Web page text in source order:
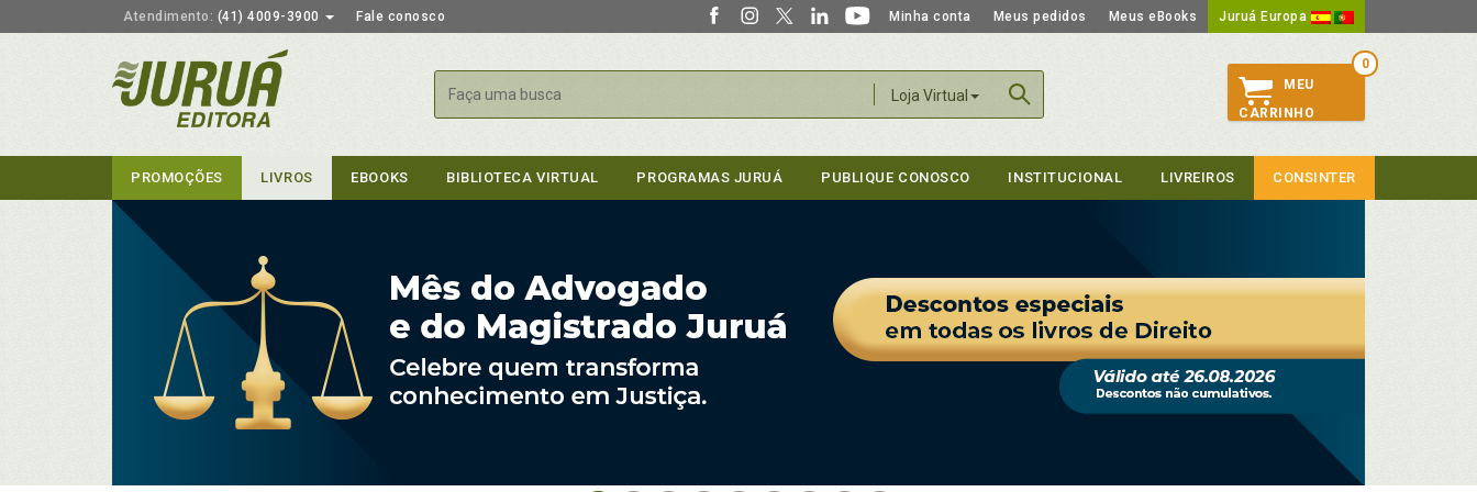
Atendimento: (41) 4009-3900 Fale conosco Minha conta Meus pedidos Meus eBooks Juruá Europa
Loja Virtual
Buscar
0
MEU
CARRINHO
PROMOÇÕES LIVROS EBOOKS BIBLIOTECA VIRTUAL PROGRAMAS JURUÁ PUBLIQUE CONOSCO INSTITUCIONAL LIVREIROS CONSINTER